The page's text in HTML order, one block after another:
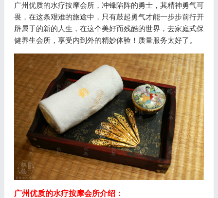
广州优质的水疗按摩会所，冲锋陷阵的勇士，其精神勇气可
畏，在这条艰难的旅途中，只有鼓起勇气才能一步步前行开
辟属于的新的人生，在这个美好而残酷的世界，去家庭式保
健养生会所，享受内到外的精妙体验！质量服务太好了。
广州优质的水疗按摩会所介绍：